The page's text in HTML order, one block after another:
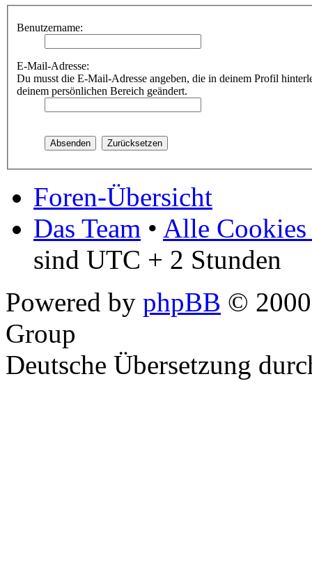
Benutzername:
E-Mail-Adresse:
Du musst die E-Mail-Adresse angeben, die in deinem Profil
deinem persönlichen Bereich geändert.
Foren-Übersicht
Das Team • Alle Cookies
sind UTC + 2 Stunden
Powered by phpBB ©
Group
Deutsche Übersetzung